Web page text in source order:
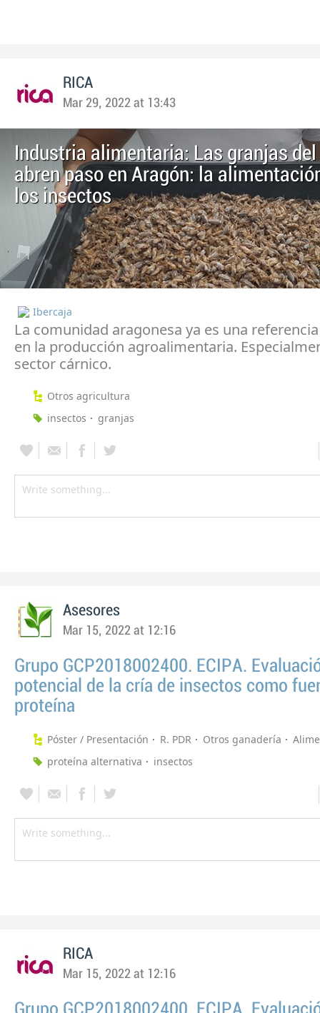
RICA
Mar 29, 2022 at 13:43
Industria alimentaria: Las granjas
abren paso en Aragón: la
los insectos
Ibercaja
La comunidad aragonesa ya es una
en la producción agroalimentaria.
sector cárnico.
Otros agricultura
insectos
granjas
Asesores
Mar 15, 2022 at 12:16
Grupo GCP2018002400. ECIPA.
potencial de la cría de insectos como
proteína
Póster / Presentación R. PDR Otros ganadería
proteína alternativa
insectos
RICA
Mar 15, 2022 at 12:16